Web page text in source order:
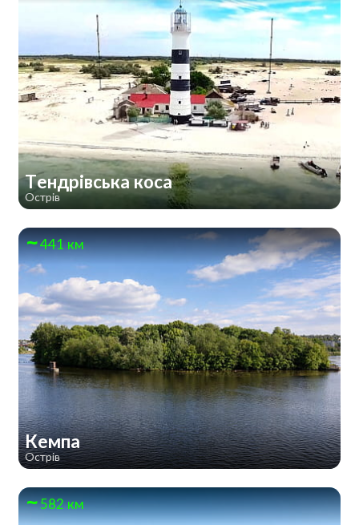
Тендрівська коса
Острів
441 км
Кемпа
Острів
582 км